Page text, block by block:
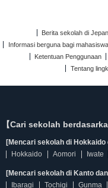
Berita sekolah di
Informasi berguna bagi mahasiswa
Ketentuan Penggunaan
Tentang
【Cari sekolah
[Mencari sekolah di Hokkaido
Hokkaido
Aomori Iwate
[Mencari sekolah di Kanto
Ibaragi
Tochigi Gunma